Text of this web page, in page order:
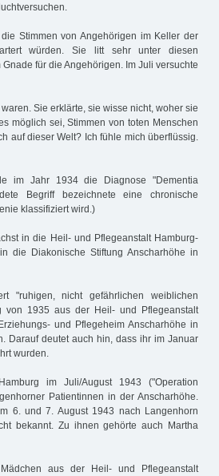
Stimmen von Angehörigen im Keller der
würden. Sie litt sehr unter diesen
für die Angehörigen. Im Juli versuchte
Sie erklärte, sie wisse nicht, woher sie
möglich sei, Stimmen von toten Menschen
auf dieser Welt? Ich fühle mich überflüssig.
im Jahr 1934 die Diagnose "Dementia
Begriff bezeichnete eine chronische
klassifiziert wird.)
in die Heil- und Pflegeanstalt Hamburg-
die Diakonische Stiftung Anscharhöhe in
"ruhigen, nicht gefährlichen weiblichen
von 1935 aus der Heil- und Pflegeanstalt
und Pflegeheim Anscharhöhe in
Darauf deutet auch hin, dass ihr im Januar
wurden.
im Juli/August 1943 ("Operation
Patientinnen in der Anscharhöhe.
6. und 7. August 1943 nach Langenhorn
bekannt. Zu ihnen gehörte auch Martha
aus der Heil- und Pflegeanstalt